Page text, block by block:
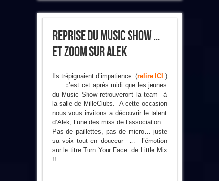
Reprise Du Music Show …
Et Zoom Sur Alek
Ils trépignaient d’impatience (relire ICI )
… c’est cet après midi que les jeunes
du Music Show retrouveront la team à
la salle de MilleClubs. A cette occasion
nous vous invitons a découvrir le talent
d’Alek, l’une des miss de l’association…
Pas de paillettes, pas de micro… juste
sa voix tout en douceur … l’émotion
sur le titre Turn Your Face de Little Mix
!!